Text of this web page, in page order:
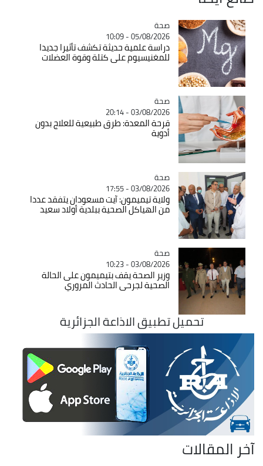
Catégorie
صحة
05/08/2026 - 10:09
دراسة علمية حديثة تكشف تأثيرا جديدا
للمغنيسيوم على كتلة وقوة العضلات
Catégorie
صحة
03/08/2026 - 20:14
قرحة المعدة: طرق طبيعية للعلاج بدون
أدوية
Catégorie
صحة
03/08/2026 - 17:55
ولاية تيميمون: آيت مسعودان يتفقد عددا
من الهياكل الصحية ببلدية أولاد سعيد
Catégorie
صحة
03/08/2026 - 10:23
وزير الصحة يقف بتيميمون على الحالة
الصحية لجرحى الحادث المروري
تحميل تطبيق الاذاعة الجزائرية
آخر المقالات